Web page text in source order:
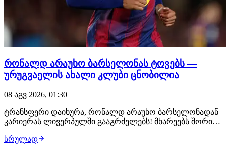
რონალდ არაუხო ბარსელონას ტოვებს —
ურუგვაელის ახალი კლუბი ცნობილია
08 აგვ 2026, 01:30
ტრანსფერი დაიხურა, რონალდ არაუხო ბარსელონადან
კარიერას ლივერპულში გააგრძელებს! მხარეებს შორის
მცველს ახალ კლუბში უკვე ელოდებიან, სადაც
სრულად